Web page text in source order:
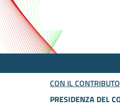
CON IL
PRESIDENZA DEL